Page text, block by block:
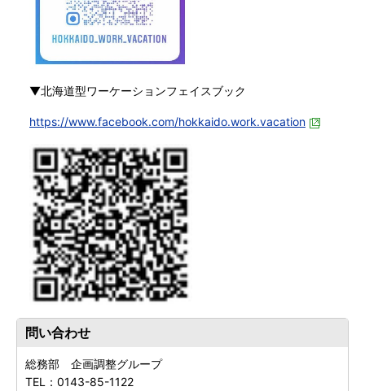
▼北海道型ワーケーションフェイスブック
https://www.facebook.com/hokkaido.work.vacation
問い合わせ
総務部 企画調整グループ
TEL： 0143-85-1122